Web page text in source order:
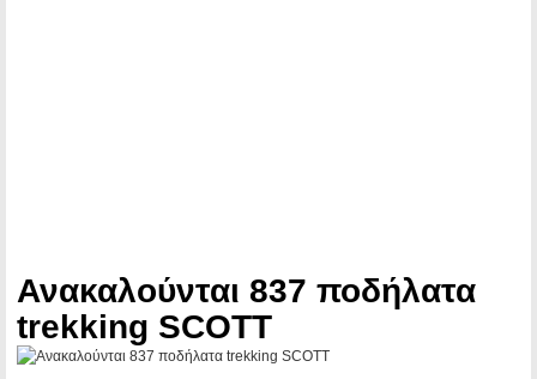
Ανακαλούνται 837 ποδήλατα
trekking SCOTT